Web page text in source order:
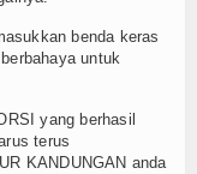
benda keras
untuk
yang berhasil
terus
KANDUNGAN anda